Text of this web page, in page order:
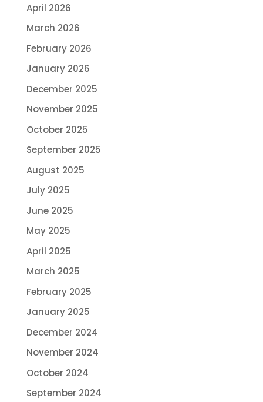
April 2026
March 2026
February 2026
January 2026
December 2025
November 2025
October 2025
September 2025
August 2025
July 2025
June 2025
May 2025
April 2025
March 2025
February 2025
January 2025
December 2024
November 2024
October 2024
September 2024